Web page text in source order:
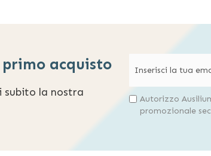
primo acquisto
subito la nostra
Autorizzo
promozionale